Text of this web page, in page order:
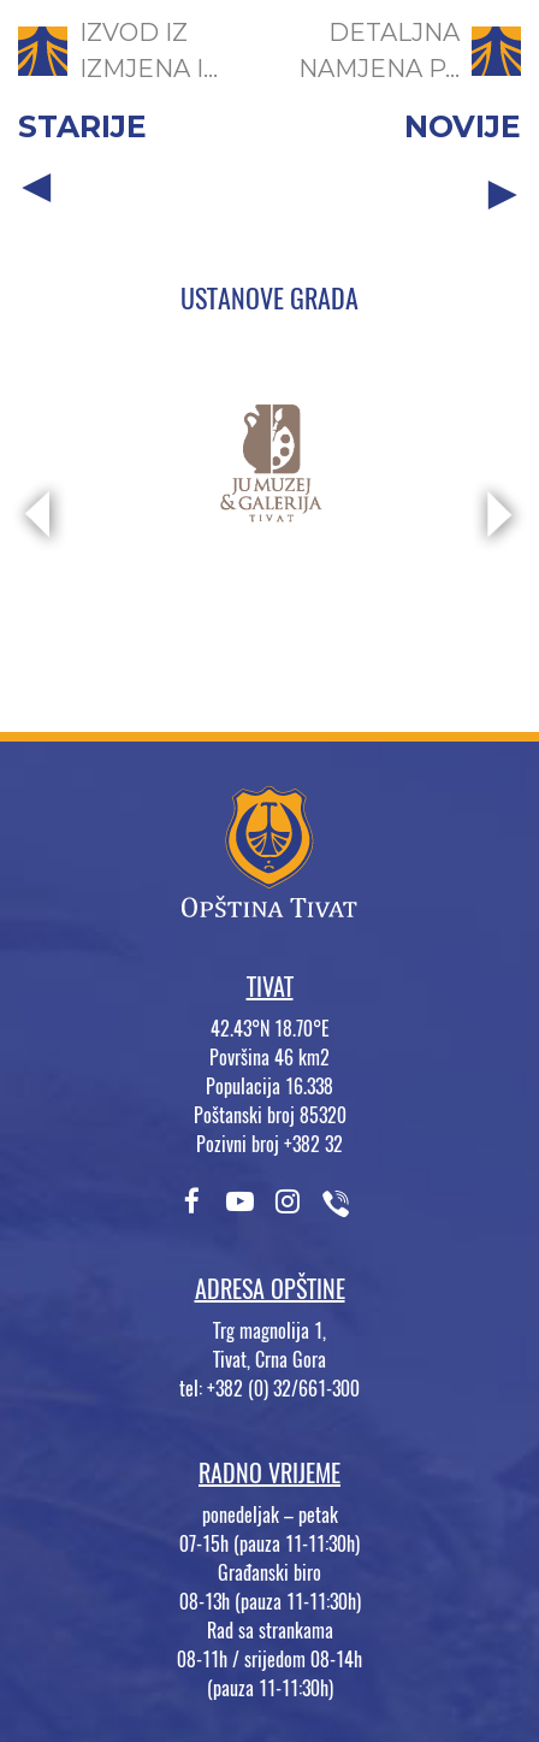
IZVOD IZ
IZMJENA I...
STARIJE
DETALJNA
NAMJENA P...
NOVIJE
USTANOVE GRADA
TIVAT
42.43°N 18.70°E
Površina 46 km2
Populacija 16.338
Poštanski broj 85320
Pozivni broj +382 32
ADRESA OPŠTINE
Trg magnolija 1,
Tivat, Crna Gora
tel: +382 (0) 32/661-300
RADNO VRIJEME
ponedeljak – petak
07-15h (pauza 11-11:30h)
Građanski biro
08-13h (pauza 11-11:30h)
Rad sa strankama
08-11h / srijedom 08-14h
(pauza 11-11:30h)